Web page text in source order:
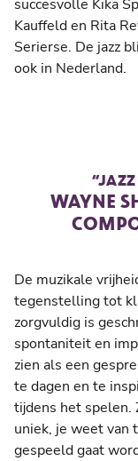
succesvolle Kika
Kauffeld en Rita
Serierse. De jazz
ook in Nederland.
“JAZZ
WAYNE
De muzikale
tegenstelling tot
zorgvuldig is
spontaniteit en
zien als een
te dagen en te
tijdens het spelen.
uniek, je weet van
gespeeld gaat